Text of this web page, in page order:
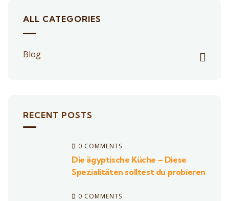
ALL CATEGORIES
Blog
RECENT POSTS
0 COMMENTS
Die ägyptische Küche – Diese
Spezialitäten solltest du probieren
0 COMMENTS